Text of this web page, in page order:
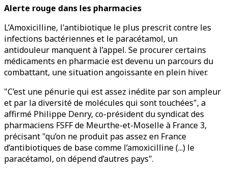
Alerte rouge dans les pharmacies
L’Amoxicilline, l'antibiotique le plus prescrit contre les
infections bactériennes et le paracétamol, un
antidouleur manquent à l’appel. Se procurer certains
médicaments en pharmacie est devenu un parcours du
combattant, une situation angoissante en plein hiver.
"C’est une pénurie qui est assez inédite par son ampleur
et par la diversité de molécules qui sont touchées", a
affirmé Philippe Denry, co-président du syndicat des
pharmaciens FSFF de Meurthe-et-Moselle à France 3,
précisant "qu’on ne produit pas assez en France
d’antibiotiques de base comme l’amoxicilline (...) le
paracétamol, on dépend d’autres pays".